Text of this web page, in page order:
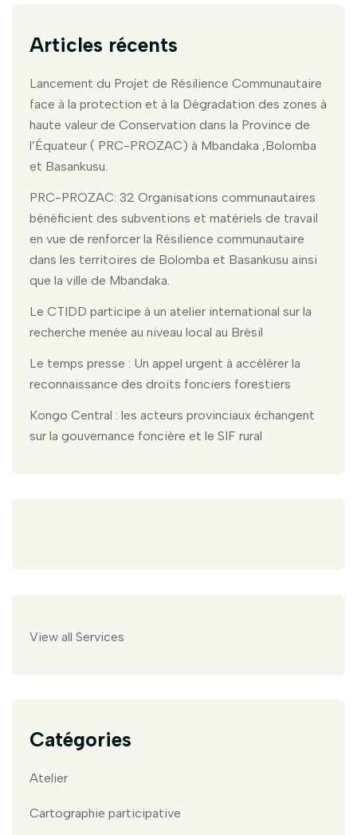
Articles récents
Lancement du Projet de Résilience Communautaire
face à la protection et à la Dégradation des zones à
haute valeur de Conservation dans la Province de
l’Équateur ( PRC-PROZAC) à Mbandaka ,Bolomba
et Basankusu.
PRC-PROZAC: 32 Organisations communautaires
bénéficient des subventions et matériels de travail
en vue de renforcer la Résilience communautaire
dans les territoires de Bolomba et Basankusu ainsi
que la ville de Mbandaka.
Le CTIDD participe à un atelier international sur la
recherche menée au niveau local au Brésil
Le temps presse : Un appel urgent à accélérer la
reconnaissance des droits fonciers forestiers
Kongo Central : les acteurs provinciaux échangent
sur la gouvernance foncière et le SIF rural
View all Services
Catégories
Atelier
Cartographie participative